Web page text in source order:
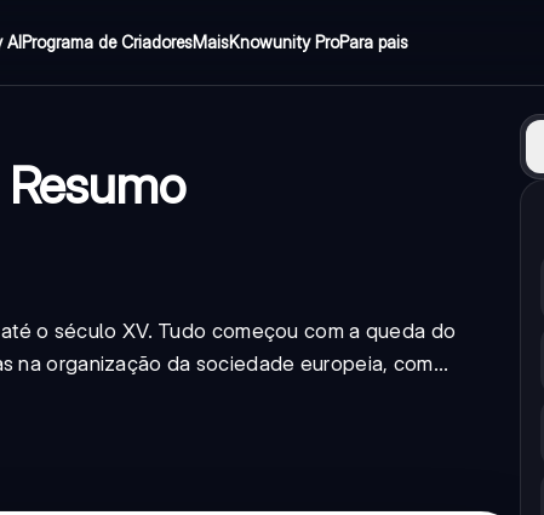
AIPrograma de CriadoresMaisKnowunity ProPara pais
o século XV. Tudo começou com a queda do
na organização da sociedade europeia, com...